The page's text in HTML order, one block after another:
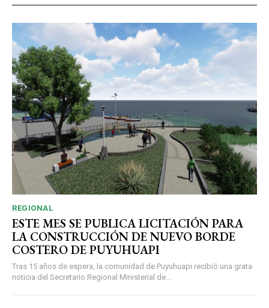
REGIONAL
ESTE MES SE PUBLICA LICITACIÓN PARA
LA CONSTRUCCIÓN DE NUEVO BORDE
COSTERO DE PUYUHUAPI
Tras 15 años de espera, la comunidad de Puyuhuapi recibió una grata
noticia del Secretario Regional Ministerial de...